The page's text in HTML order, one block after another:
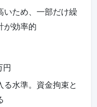
いため、一部だけ繰
が効率的
円
水準。資金拘束と